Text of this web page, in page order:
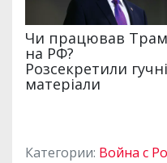
Категории: Война с